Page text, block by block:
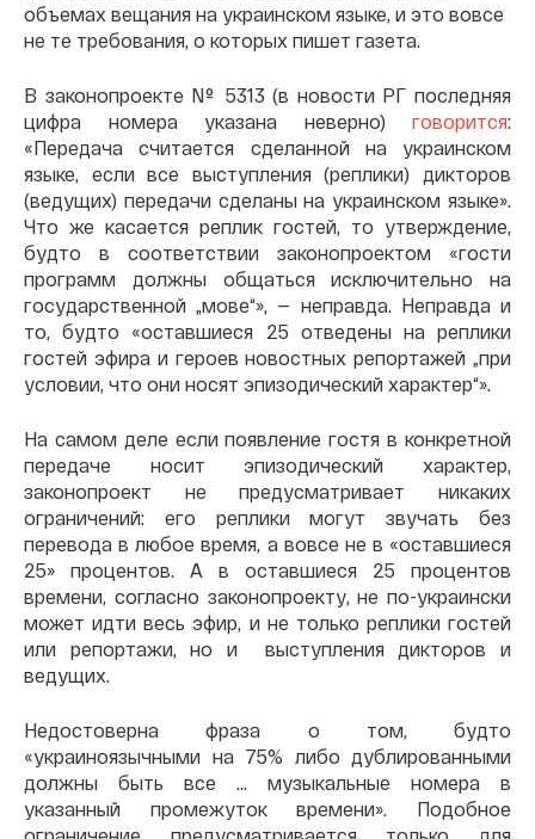
объемах вещания на украинском языке, и это вовсе
не те требования, о которых пишет газета.
В законопроекте № 5313 (в новости РГ последняя
цифра номера указана неверно) говорится:
«Передача считается сделанной на украинском
языке, если все выступления (реплики) дикторов
(ведущих) передачи сделаны на украинском языке».
Что же касается реплик гостей, то утверждение,
будто в соответствии законопроектом «гости
программ должны общаться исключительно на
государственной „мове“», — неправда. Неправда и
то, будто «оставшиеся 25 отведены на реплики
гостей эфира и героев новостных репортажей „при
условии, что они носят эпизодический характер“».
На самом деле если появление гостя в конкретной
передаче носит эпизодический характер,
законопроект не предусматривает никаких
ограничений: его реплики могут звучать без
перевода в любое время, а вовсе не в «оставшиеся
25» процентов. А в оставшиеся 25 процентов
времени, согласно законопроекту, не по-украински
может идти весь эфир, и не только реплики гостей
или репортажи, но и выступления дикторов и
ведущих.
Недостоверна фраза о том, будто
«украиноязычными на 75% либо дублированными
должны быть все … музыкальные номера в
указанный промежуток времени». Подобное
ограничение предусматривается только для